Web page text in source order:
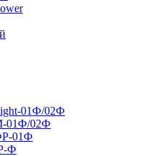
01Ф/02Ф
01Ф/02Ф
01Ф
Ф